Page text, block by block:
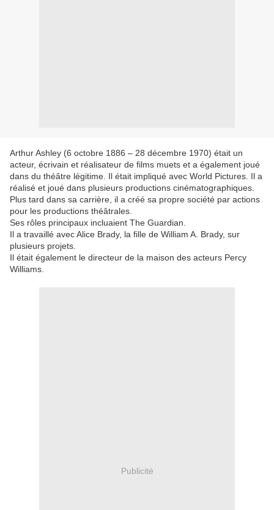
Arthur Ashley (6 octobre 1886 – 28 décembre 1970) était un
acteur, écrivain et réalisateur de films muets et a également joué
dans du théâtre légitime. Il était impliqué avec World Pictures. Il a
réalisé et joué dans plusieurs productions cinématographiques.
Plus tard dans sa carrière, il a créé sa propre société par actions
pour les productions théâtrales.
Ses rôles principaux incluaient The Guardian.
Il a travaillé avec Alice Brady, la fille de William A. Brady, sur
plusieurs projets.
Il était également le directeur de la maison des acteurs Percy
Williams.
Publicité